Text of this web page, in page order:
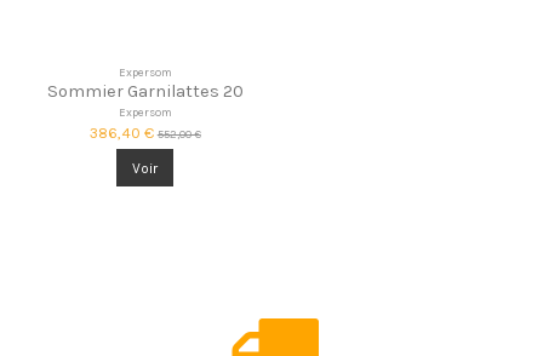
Expersom
Sommier Garnilattes 20
Expersom
386,40 € 552,00 €
Voir